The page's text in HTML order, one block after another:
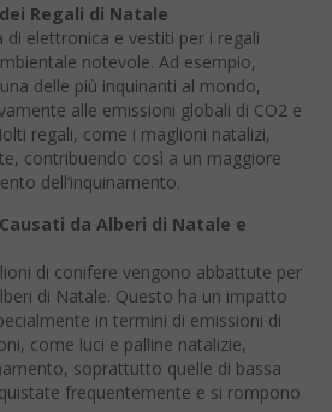
Regali di Natale
di elettronica e vestiti per i regali
notevole. Ad esempio,
delle più inquinanti al mondo,
alle emissioni globali di CO2 e
regali, come i maglioni natalizi,
contribuendo così a un maggiore
dell’inquinamento.
da Alberi di Natale e
di conifere vengono abbattute per
di Natale. Questo ha un impatto
in termini di emissioni di
come luci e palline natalizie,
soprattutto quelle di bassa
frequentemente e si rompono